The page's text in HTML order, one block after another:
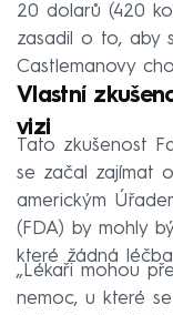
20 dolarů (420
zasadil o to, aby
Castlemanovy
Vlastní
vizi
Tato zkušenost
se začal zajímat
americkým
(FDA) by mohly
které žádná
„Lékaři mohou
nemoc, u které